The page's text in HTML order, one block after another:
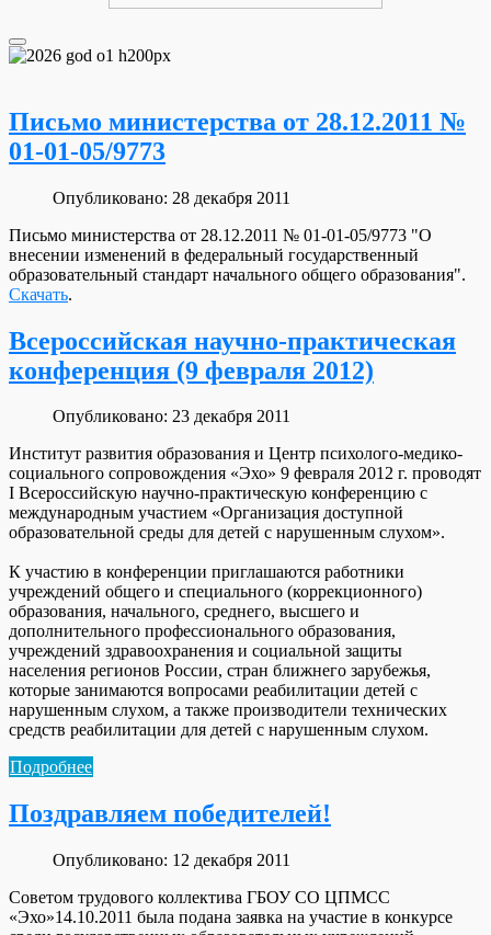
Письмо министерства от 28.12.2011 №
01-01-05/9773
Опубликовано: 28 декабря 2011
Письмо министерства от 28.12.2011 № 01-01-05/9773 "О
внесении изменений в федеральный государственный
образовательный стандарт начального общего образования".
Скачать.
Всероссийская научно-практическая
конференция (9 февраля 2012)
Опубликовано: 23 декабря 2011
Институт развития образования и Центр психолого-медико-
социального сопровождения «Эхо» 9 февраля 2012 г. проводят
I Всероссийскую научно-практическую конференцию с
международным участием «Организация доступной
образовательной среды для детей с нарушенным слухом».
К участию в конференции приглашаются работники
учреждений общего и специального (коррекционного)
образования, начального, среднего, высшего и
дополнительного профессионального образования,
учреждений здравоохранения и социальной защиты
населения регионов России, стран ближнего зарубежья,
которые занимаются вопросами реабилитации детей с
нарушенным слухом, а также производители технических
средств реабилитации для детей с нарушенным слухом.
Подробнее
Поздравляем победителей!
Опубликовано: 12 декабря 2011
Советом трудового коллектива ГБОУ СО ЦПМСС
«Эхо»14.10.2011 была подана заявка на участие в конкурсе